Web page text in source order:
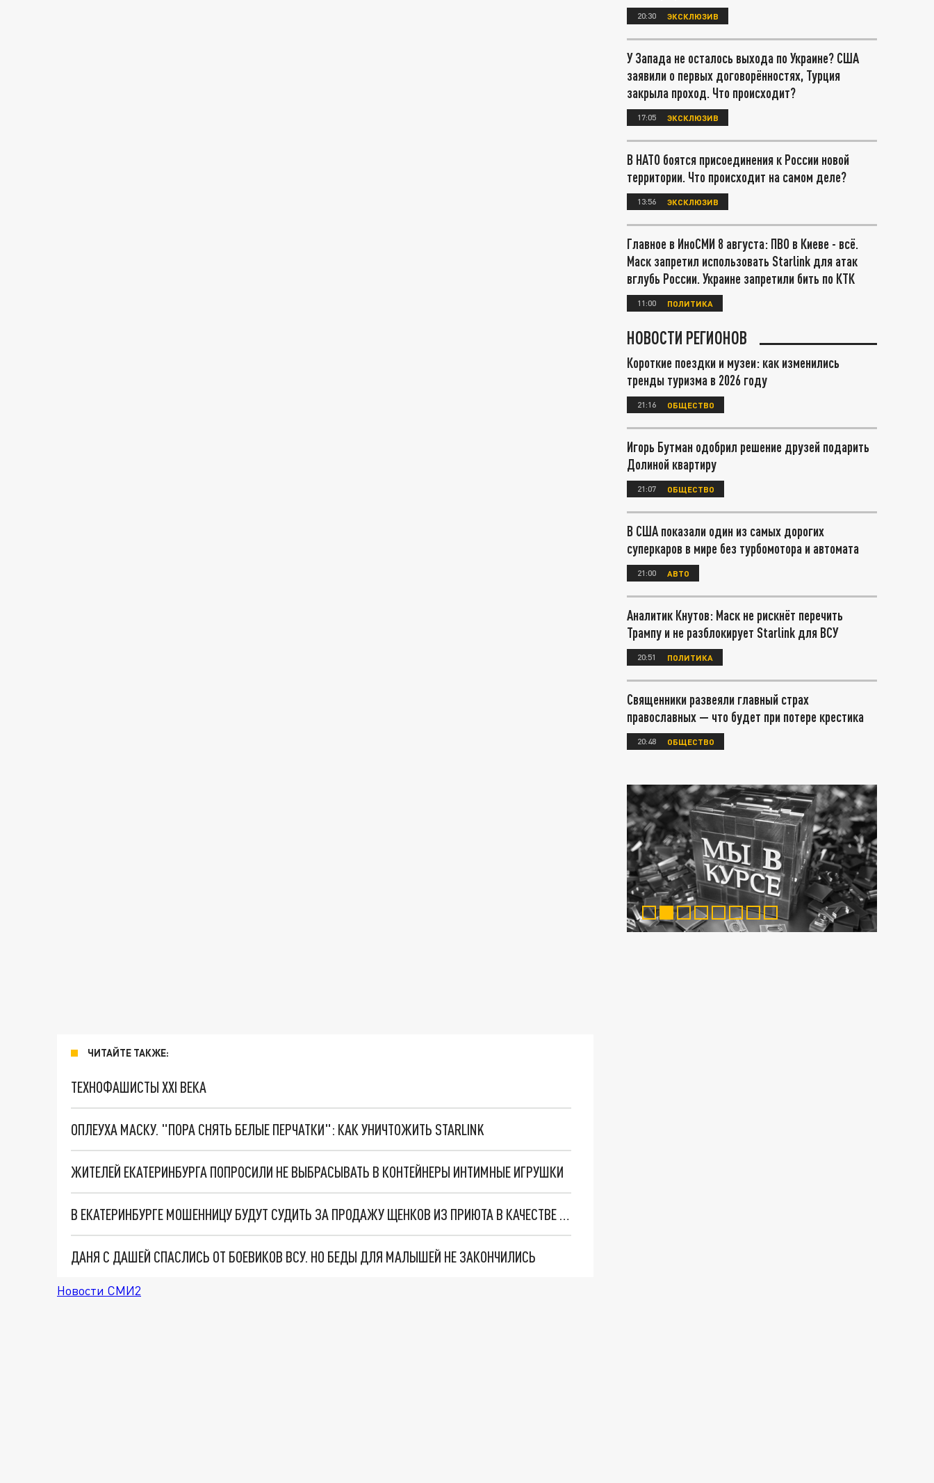
ЧИТАЙТЕ ТАКЖЕ:
ТЕХНОФАШИСТЫ XXI ВЕКА
ОПЛЕУХА МАСКУ. "ПОРА СНЯТЬ БЕЛЫЕ ПЕРЧАТКИ": КАК УНИЧТОЖИТЬ STARLINK
ЖИТЕЛЕЙ ЕКАТЕРИНБУРГА ПОПРОСИЛИ НЕ ВЫБРАСЫВАТЬ В КОНТЕЙНЕРЫ ИНТИМНЫЕ ИГРУШКИ
В ЕКАТЕРИНБУРГЕ МОШЕННИЦУ БУДУТ СУДИТЬ ЗА ПРОДАЖУ ЩЕНКОВ ИЗ ПРИЮТА В КАЧЕСТВЕ ПОРОДИСТЫХ
ДАНЯ С ДАШЕЙ СПАСЛИСЬ ОТ БОЕВИКОВ ВСУ. НО БЕДЫ ДЛЯ МАЛЫШЕЙ НЕ ЗАКОНЧИЛИСЬ
Новости СМИ2
20:30 ЭКСКЛЮЗИВ
У Запада не осталось выхода по Украине? США
заявили о первых договорённостях, Турция
закрыла проход. Что происходит?
17:05 ЭКСКЛЮЗИВ
В НАТО боятся присоединения к России новой
территории. Что происходит на самом деле?
13:56 ЭКСКЛЮЗИВ
Главное в ИноСМИ 8 августа: ПВО в Киеве - всё.
Маск запретил использовать Starlink для атак
вглубь России. Украине запретили бить по КТК
11:00 ПОЛИТИКА
НОВОСТИ РЕГИОНОВ
Короткие поездки и музеи: как изменились
тренды туризма в 2026 году
21:16 ОБЩЕСТВО
Игорь Бутман одобрил решение друзей подарить
Долиной квартиру
21:07 ОБЩЕСТВО
В США показали один из самых дорогих
суперкаров в мире без турбомотора и автомата
21:00 АВТО
Аналитик Кнутов: Маск не рискнёт перечить
Трампу и не разблокирует Starlink для ВСУ
20:51 ПОЛИТИКА
Священники развеяли главный страх
православных — что будет при потере крестика
20:48 ОБЩЕСТВО